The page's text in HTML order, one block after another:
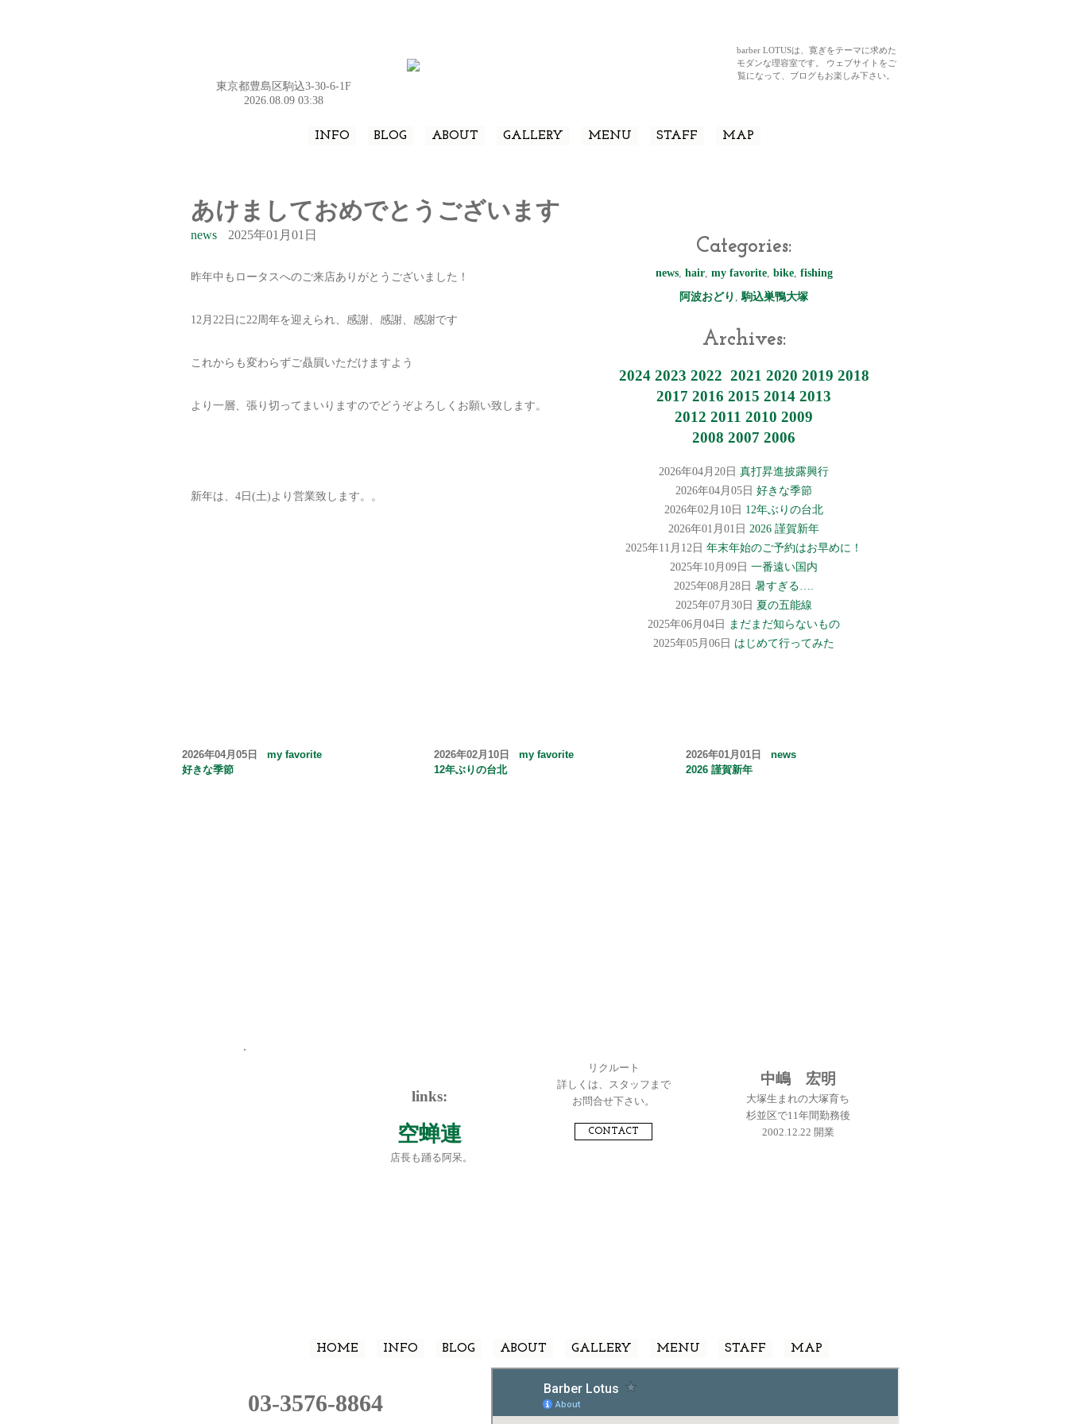
東京都豊島区駒込3-30-6-1F
2026.08.09 03:38
barber LOTUSは、寛ぎをテーマに求めた
モダンな理容室です。 ウェブサイトをご
覧になって、ブログもお楽しみ下さい。
INFO BLOG ABOUT GALLERY MENU STAFF MAP
あけましておめでとうございます
news 2025年01月01日
昨年中もロータスへのご来店ありがとうございました！
12月22日に22周年を迎えられ、感謝、感謝、感謝です
これからも変わらずご贔屓いただけますよう
より一層、張り切ってまいりますのでどうぞよろしくお願い致します。
新年は、4日(土)より営業致します。。
Categories:
news, hair, my favorite, bike, fishing
阿波おどり ,駒込巣鴨大塚
Archives:
2024 2023 2022 2021 2020 2019 2018
2017 2016 2015 2014 2013
2012 2011 2010 2009
2008 2007 2006
2026年04月20日 真打昇進披露興行
2026年04月05日 好きな季節
2026年02月10日 12年ぶりの台北
2026年01月01日 2026 謹賀新年
2025年11月12日 年末年始のご予約はお早めに！
2025年10月09日 一番遠い国内
2025年08月28日 暑すぎる….
2025年07月30日 夏の五能線
2025年06月04日 まだまだ知らないもの
2025年05月06日 はじめて行ってみた
2026年04月05日my favorite
好きな季節
2026年02月10日my favorite
12年ぶりの台北
2026年01月01日 news
2026 謹賀新年
.
links:
空蝉連
店長も踊る阿呆。
リクルート
詳しくは、スタッフまで
お問合せ下さい。
CONTACT
中嶋 宏明
大塚生まれの大塚育ち
杉並区で11年間勤務後
2002.12.22 開業
HOME INFO BLOG ABOUT GALLERY MENU STAFF MAP
03-3576-8864